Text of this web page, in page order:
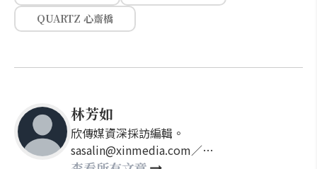
QUARTZ 心齋橋
林芳如
欣傳媒資深採訪編輯。
sasalin@xinmedia.com／